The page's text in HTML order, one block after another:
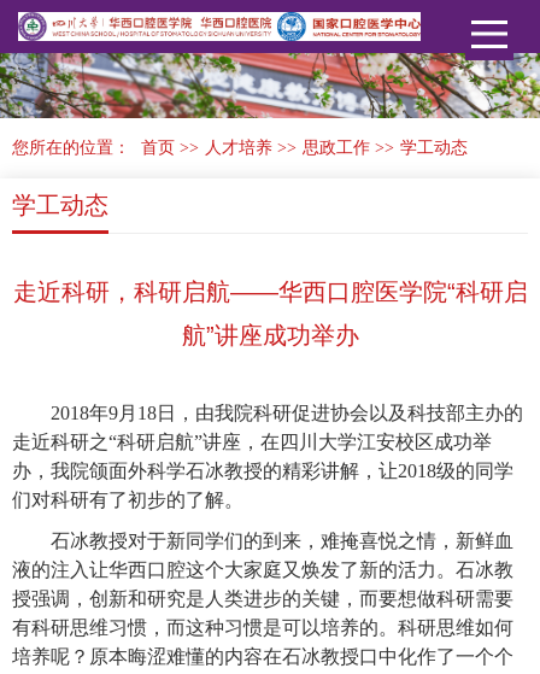
您所在的位置： 首页 >> 人才培养 >> 思政工作 >> 学工动态
学工动态
走近科研，科研启航——华西口腔医学院“科研启
航”讲座成功举办
2018年9月18日，由我院科研促进协会以及科技部主办的
走近科研之“科研启航”讲座，在四川大学江安校区成功举
办，我院颌面外科学石冰教授的精彩讲解，让2018级的同学
们对科研有了初步的了解。
石冰教授对于新同学们的到来，难掩喜悦之情，新鲜血
液的注入让华西口腔这个大家庭又焕发了新的活力。石冰教
授强调，创新和研究是人类进步的关键，而要想做科研需要
有科研思维习惯，而这种习惯是可以培养的。科研思维如何
培养呢？原本晦涩难懂的内容在石冰教授口中化作了一个个